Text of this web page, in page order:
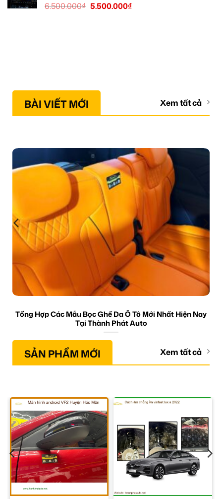
6.500.000₫ 5.500.000₫
BÀI VIẾT MỚI Xem tất cả
Tổng Hợp Các Mẫu Bọc Ghế Da Ô Tô Mới Nhất Hiện Nay
Tại Thành Phát Auto
SẢN PHẨM MỚI Xem tất cả